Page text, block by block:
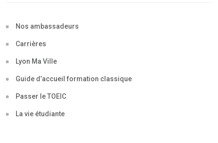
Nos ambassadeurs
Carrières
Lyon Ma Ville
Guide d’accueil formation classique
Passer le TOEIC
La vie étudiante